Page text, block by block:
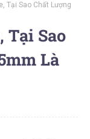
Tại Sao Chất Lượng
Tại Sao
Là